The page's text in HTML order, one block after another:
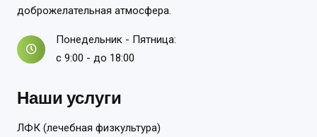
доброжелательная атмосфера.
Понедельник - Пятница:
с 9:00 - до 18:00
Наши услуги
ЛФК (лечебная физкультура)